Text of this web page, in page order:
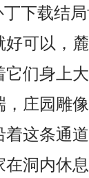
下载结
好可以，
它们身上
，庄园雕
着这条通
在洞内休